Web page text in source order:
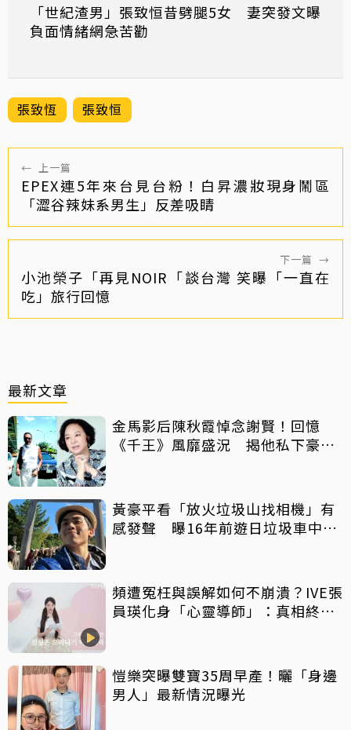
「世紀渣男」張致恒昔劈腿5女 妻突發文曝
負面情緒網急苦勸
張致恆 張致恒
← 上一篇
EPEX連5年來台見台粉！白昇濃妝現身鬧區
「澀谷辣妹系男生」反差吸睛
下一篇 →
小池榮子「再見NOIR「談台灣 笑曝「一直在
吃」旅行回憶
最新文章
金馬影后陳秋霞悼念謝賢！回憶
《千王》風靡盛況 揭他私下豪爽
黃豪平看「放火垃圾山找相機」有
感發聲 曝16年前遊日垃圾車中含
頻遭冤枉與誤解如何不崩潰？IVE張
員瑛化身「心靈導師」：真相終會
愷樂突曝雙寶35周早產！曬「身邊
男人」最新情況曝光